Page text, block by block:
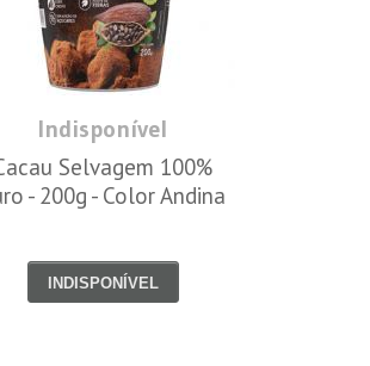
Indisponível
Selvagem 100%
- 200g - Color Andina
INDISPONÍVEL